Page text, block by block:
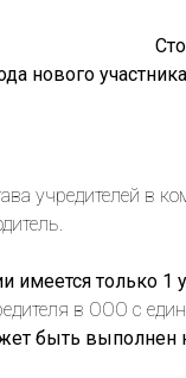
нового
учредителей в
имеется только 1
в ООО с
быть выполнен